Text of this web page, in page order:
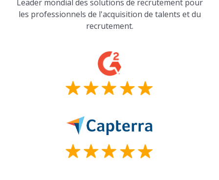
Leader mondial des solutions de recrutement pour
les professionnels de l'acquisition de talents et du
recrutement.